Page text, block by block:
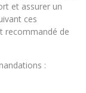
et assurer un
ces
recommandé de
: